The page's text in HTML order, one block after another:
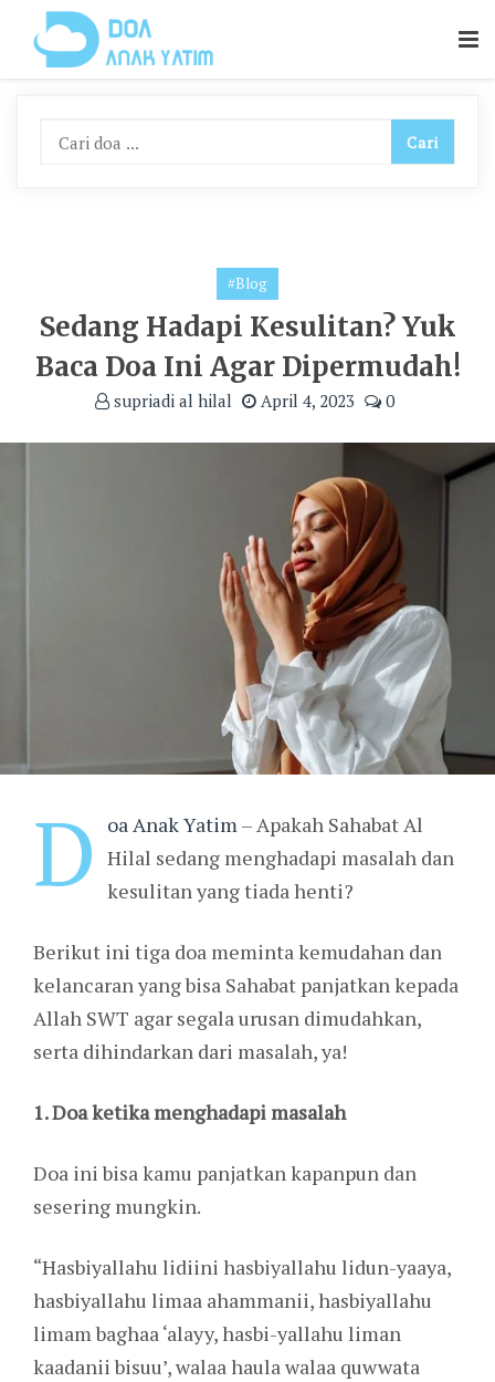
Content
#Blog
Sedang Hadapi Kesulitan? Yuk
Baca Doa Ini Agar Dipermudah!
supriadi al hilal April 4, 2023 0
D oa Anak Yatim– Apakah Sahabat Al
Hilal sedang menghadapi masalah dan
kesulitan yang tiada henti?
Berikut ini tiga doa meminta kemudahan dan
kelancaran yang bisa Sahabat panjatkan kepada
Allah SWT agar segala urusan dimudahkan,
serta dihindarkan dari masalah, ya!
1. Doa ketika menghadapi masalah
Doa ini bisa kamu panjatkan kapanpun dan
sesering mungkin.
“Hasbiyallahu lidiini hasbiyallahu lidun-yaaya,
hasbiyallahu limaa ahammanii, hasbiyallahu
limam baghaa ‘alayy, hasbi-yallahu liman
kaadanii bisuu’, walaa haula walaa quwwata